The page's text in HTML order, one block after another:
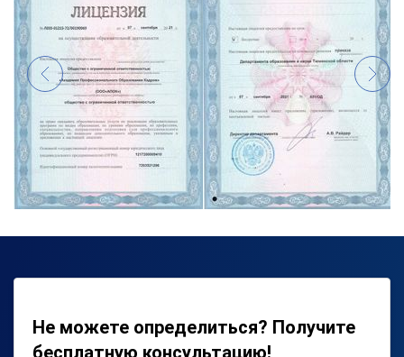
Не можете определиться? Получите
бесплатную консультацию!